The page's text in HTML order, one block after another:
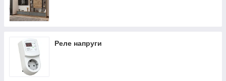
Реле напруги